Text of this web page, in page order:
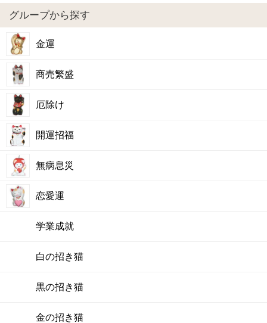
グループから探す
金運
商売繁盛
厄除け
開運招福
無病息災
恋愛運
学業成就
白の招き猫
黒の招き猫
金の招き猫